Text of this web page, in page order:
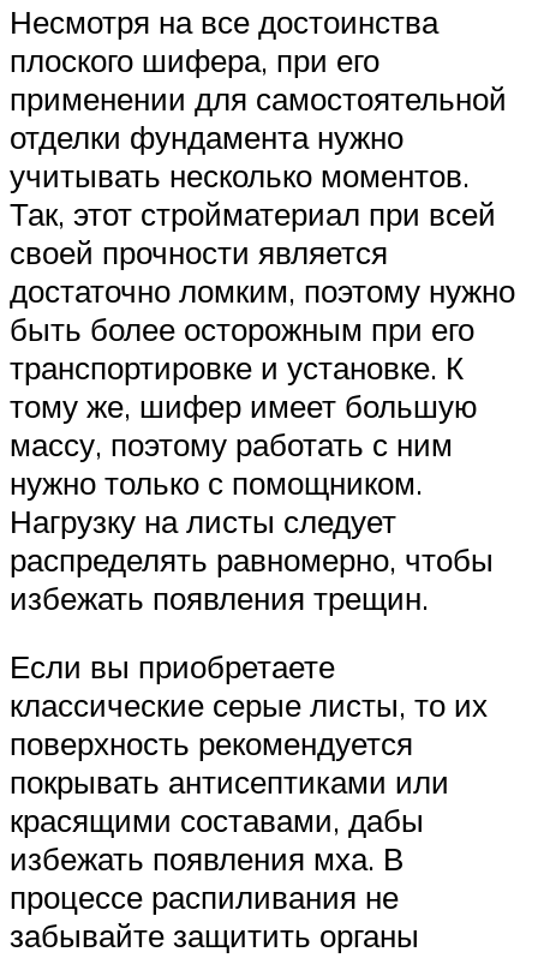
Несмотря на все достоинства
плоского шифера, при его
применении для самостоятельной
отделки фундамента нужно
учитывать несколько моментов.
Так, этот стройматериал при всей
своей прочности является
достаточно ломким, поэтому нужно
быть более осторожным при его
транспортировке и установке. К
тому же, шифер имеет большую
массу, поэтому работать с ним
нужно только с помощником.
Нагрузку на листы следует
распределять равномерно, чтобы
избежать появления трещин.
Если вы приобретаете
классические серые листы, то их
поверхность рекомендуется
покрывать антисептиками или
красящими составами, дабы
избежать появления мха. В
процессе распиливания не
забывайте защитить органы